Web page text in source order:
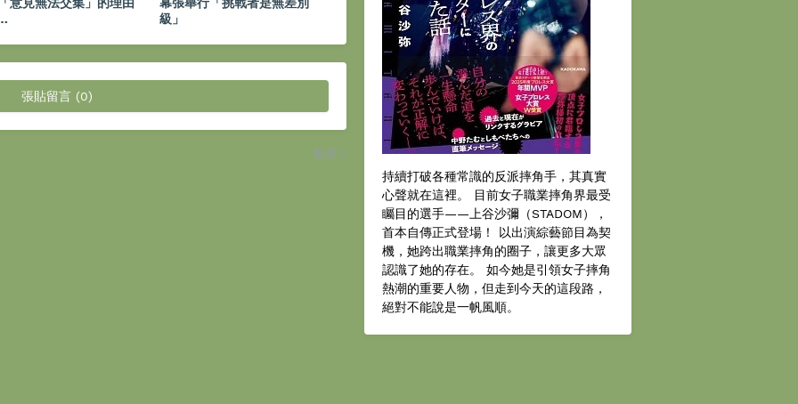
意見無法交集」的理由
幕張舉行「挑戰者是無差別
級」
張貼留言 (0)
較舊
持續打破各種常識的反派摔角手，其真實
心聲就在這裡。 目前女子職業摔角界最受
矚目的選手——上谷沙彌（STADOM），
首本自傳正式登場！ 以出演綜藝節目為契
機，她跨出職業摔角的圈子，讓更多大眾
認識了她的存在。 如今她是引領女子摔角
熱潮的重要人物，但走到今天的這段路，
絕對不能說是一帆風順。